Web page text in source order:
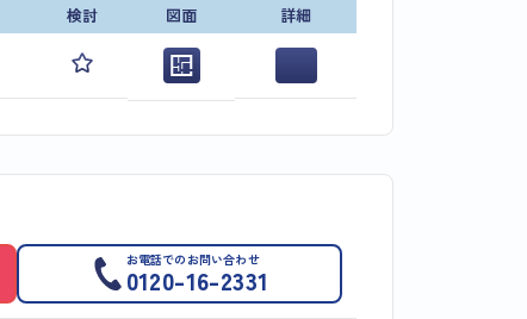
検討 図面 詳細
お電話でのお問い合わせ
0120-16-2331